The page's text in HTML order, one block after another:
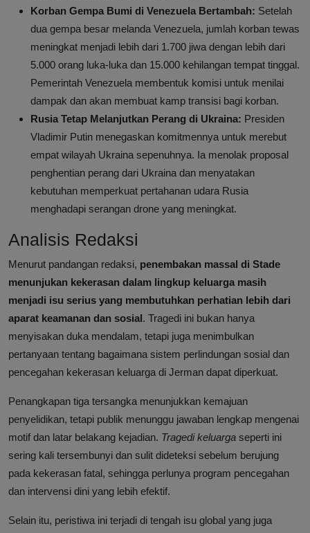
Korban Gempa Bumi di Venezuela Bertambah: Setelah
dua gempa besar melanda Venezuela, jumlah korban tewas
meningkat menjadi lebih dari 1.700 jiwa dengan lebih dari
5.000 orang luka-luka dan 15.000 kehilangan tempat tinggal.
Pemerintah Venezuela membentuk komisi untuk menilai
dampak dan akan membuat kamp transisi bagi korban.
Rusia Tetap Melanjutkan Perang di Ukraina: Presiden
Vladimir Putin menegaskan komitmennya untuk merebut
empat wilayah Ukraina sepenuhnya. Ia menolak proposal
penghentian perang dari Ukraina dan menyatakan
kebutuhan memperkuat pertahanan udara Rusia
menghadapi serangan drone yang meningkat.
Analisis Redaksi
Menurut pandangan redaksi, penembakan massal di Stade
menunjukan kekerasan dalam lingkup keluarga masih
menjadi isu serius yang membutuhkan perhatian lebih dari
aparat keamanan dan sosial. Tragedi ini bukan hanya
menyisakan duka mendalam, tetapi juga menimbulkan
pertanyaan tentang bagaimana sistem perlindungan sosial dan
pencegahan kekerasan keluarga di Jerman dapat diperkuat.
Penangkapan tiga tersangka menunjukkan kemajuan
penyelidikan, tetapi publik menunggu jawaban lengkap mengenai
motif dan latar belakang kejadian. Tragedi keluarga seperti ini
sering kali tersembunyi dan sulit dideteksi sebelum berujung
pada kekerasan fatal, sehingga perlunya program pencegahan
dan intervensi dini yang lebih efektif.
Selain itu, peristiwa ini terjadi di tengah isu global yang juga